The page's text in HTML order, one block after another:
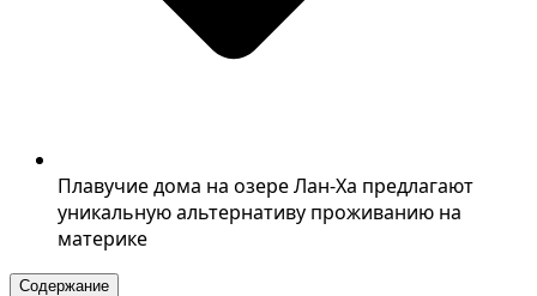
Плавучие дома на озере Лан-Ха предлагают
уникальную альтернативу проживанию на
материке
Содержание